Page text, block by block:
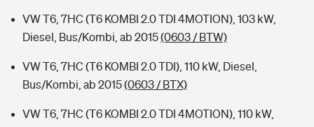
VW T6, 7HC (T6 KOMBI 2.0 TDI 4MOTION), 103 kW,
Diesel, Bus/Kombi, ab 2015(0603 / BTW)
VW T6, 7HC (T6 KOMBI 2.0 TDI), 110 kW, Diesel,
Bus/Kombi, ab 2015(0603 / BTX)
VW T6, 7HC (T6 KOMBI 2.0 TDI 4MOTION), 110 kW,